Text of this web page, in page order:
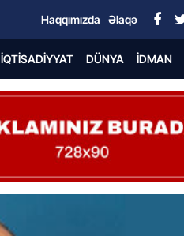
Haqqımızda Əlaqə
İQTISADIYYAT DÜNYA İDMAN